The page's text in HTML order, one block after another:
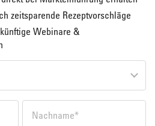
zeitsparende Rezeptvorschläge
Webinare &